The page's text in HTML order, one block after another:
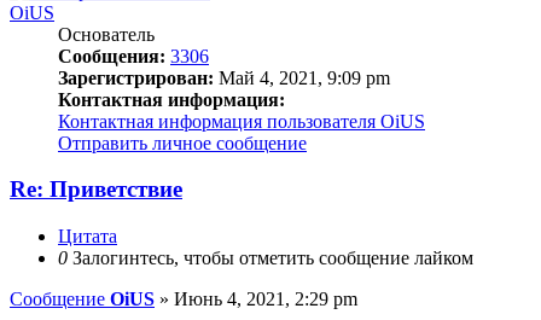
OiUS
Основатель
Сообщения: 3306
Зарегистрирован: Май 4, 2021, 9:09 pm
Контактная информация:
Контактная информация пользователя OiUS
Отправить личное сообщение
Re: Приветствие
Цитата
0 Залогинтесь, чтобы отметить сообщение лайком
Сообщение OiUS » Июнь 4, 2021, 2:29 pm